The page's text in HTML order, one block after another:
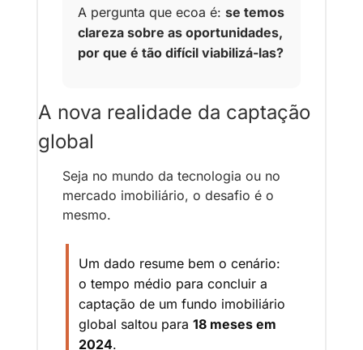
A pergunta que ecoa é: se temos
clareza sobre as oportunidades,
por que é tão difícil viabilizá-las?
A nova realidade da captação
global
Seja no mundo da tecnologia ou no
mercado imobiliário, o desafio é o
mesmo.
Um dado resume bem o cenário:
o tempo médio para concluir a
captação de um fundo imobiliário
global saltou para 18 meses em
2024.